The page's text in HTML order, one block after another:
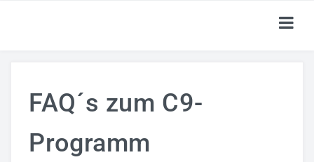
TICKETS
FAQ´s zum C9-
Programm